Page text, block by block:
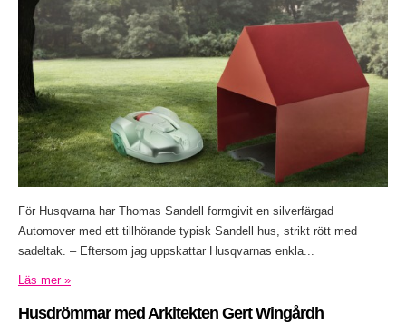
För Husqvarna har Thomas Sandell formgivit en silverfärgad
Automover med ett tillhörande typisk Sandell hus, strikt rött med
sadeltak. – Eftersom jag uppskattar Husqvarnas enkla...
Läs mer »
Husdrömmar med Arkitekten Gert Wingårdh